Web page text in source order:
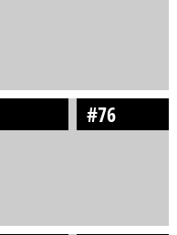
#76